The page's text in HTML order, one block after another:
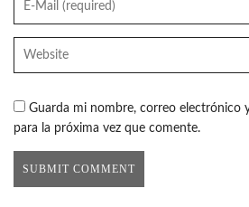
Guarda mi nombre, correo electrónico
para la próxima vez que comente.